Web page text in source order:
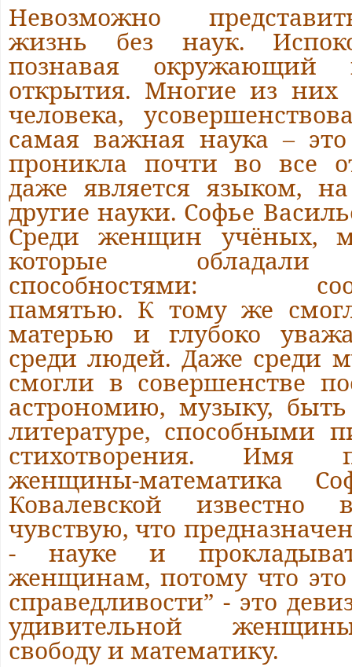
Невозможно
жизнь без наук.
познавая окружающий
открытия. Многие из них
человека,
самая важная наука –
проникла почти во все
даже является языком,
другие науки. Софье
Среди женщин учёных,
которые обладали
способностями:
памятью. К тому же
матерью и глубоко
среди людей. Даже среди
смогли в совершенстве
астрономию, музыку,
литературе, способными
стихотворения. Имя
женщины-математика
Ковалевской
чувствую, что
- науке и
женщинам, потому что
справедливости” - это
удивительной
свободу и математику.